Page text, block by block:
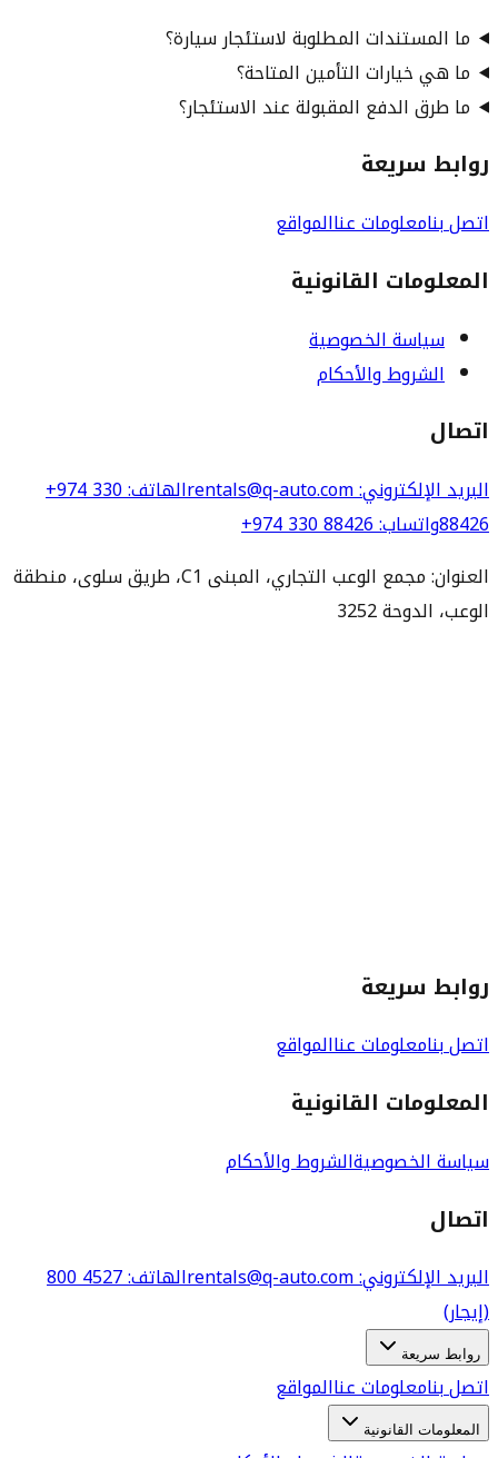
ما المستندات المطلوبة لاستئجار سيارة؟
ما هي خيارات التأمين المتاحة؟
ما طرق الدفع المقبولة عند الاستئجار؟
روابط سريعة
اتصل بنامعلومات عناالمواقع
المعلومات القانونية
سياسة الخصوصية
الشروط والأحكام
اتصال
البريد الإلكتروني: rentals@q-auto.com الهاتف:
+974 330
88426واتساب:
+974 330 88426
العنوان: مجمع الوعب التجاري، المبنى C1، طريق سلوى، منطقة
الوعب، الدوحة 3252
روابط سريعة
اتصل بنامعلومات عناالمواقع
المعلومات القانونية
سياسة الخصوصيةالشروط والأحكام
اتصال
البريد الإلكتروني: rentals@q-auto.com الهاتف:
800 4527
(إيجار)
روابط سريعة
اتصل بنامعلومات عناالمواقع
المعلومات القانونية